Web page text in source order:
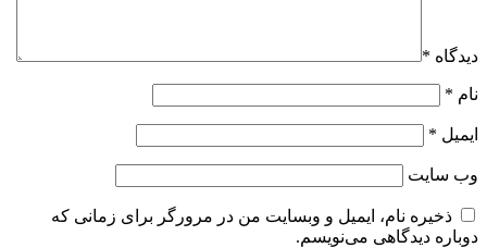
دیدگاه *
نام *
ایمیل *
وب‌ سایت
ذخیره نام، ایمیل و وبسایت من در مرورگر برای زمانی که
دوباره دیدگاهی می‌نویسم.